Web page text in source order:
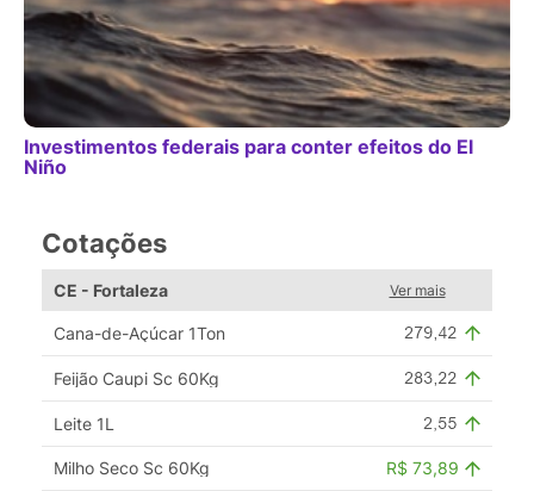
Investimentos federais para conter efeitos do El
Niño
Cotações
CE - Fortaleza Ver mais
Cana-de-Açúcar 1Ton
Feijão Caupi Sc 60Kg
Leite 1L
Milho Seco Sc 60Kg R$ 73,89